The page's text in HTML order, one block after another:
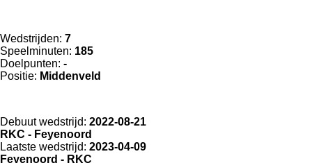
Wedstrijden: 7
Speelminuten: 185
Doelpunten: -
Positie: Middenveld
Debuut wedstrijd: 2022-08-21
RKC - Feyenoord
Laatste wedstrijd: 2023-04-09
Feyenoord - RKC